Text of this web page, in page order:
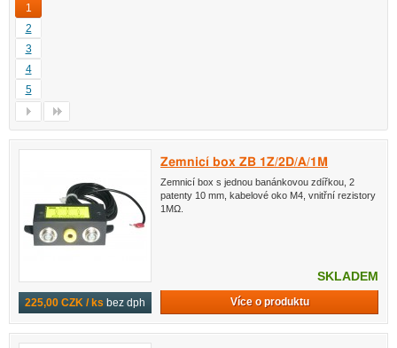
1
2
3
4
5
225,00 CZK / ks bez dph
Zemnicí box ZB 1Z/2D/A/1M
Zemnicí box s jednou banánkovou zdířkou, 2
patenty 10 mm, kabelové oko M4, vnitřní rezistory
1MΩ.
SKLADEM
Více o produktu